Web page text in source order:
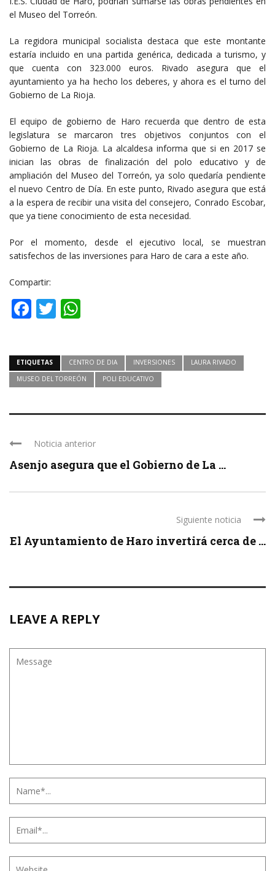
el Museo del Torreón.
La regidora municipal socialista destaca que este montante
estaría incluido en una partida genérica, dedicada a turismo, y
que cuenta con 323.000 euros. Rivado asegura que el
ayuntamiento ya ha hecho los deberes, y ahora es el turno del
Gobierno de La Rioja.
El equipo de gobierno de Haro recuerda que dentro de esta
legislatura se marcaron tres objetivos conjuntos con el
Gobierno de La Rioja. La alcaldesa informa que si en 2017 se
inician las obras de finalización del polo educativo y de
ampliación del Museo del Torreón, ya solo quedaría pendiente
el nuevo Centro de Día. En este punto, Rivado asegura que está
a la espera de recibir una visita del consejero, Conrado Escobar,
que ya tiene conocimiento de esta necesidad.
Por el momento, desde el ejecutivo local, se muestran
satisfechos de las inversiones para Haro de cara a este año.
Compartir:
Facebook
Twitter
ETIQUETAS CENTRO DE DIA INVERSIONES
LAURA RIVADO
MUSEO DEL TORREÓN
POLI EDUCATIVO
Noticia anterior
Asenjo asegura que el Gobierno de La ...
Siguiente noticia
El Ayuntamiento de Haro invertirá cerca de ...
LEAVE A REPLY